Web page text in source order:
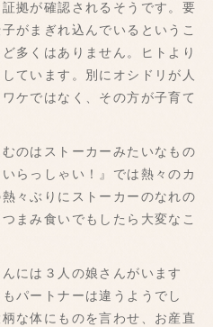
拠が確認されるそうです。要
がまぎれ込んでいるというこ
多くはありません。ヒトより
ています。別にオシドリが人
ケではなく、その方が子育て
のはストーカーみたいなもの
らっしゃい！』では熱々のカ
々ぶりにストーカーのなれの
まみ食いでもしたら大変なこ
には３人の娘さんがいます
パートナーは違うようでし
な体にものを言わせ、お産直